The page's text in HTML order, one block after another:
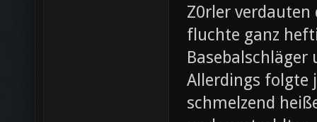
Z0rler
fluchte ganz
Allerdings folgte
schmelzend